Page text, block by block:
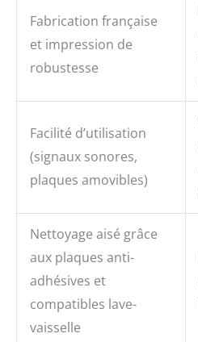
Fabrication française
et impression de
robustesse
Facilité d’utilisation
(signaux sonores,
plaques amovibles)
Nettoyage aisé grâce
aux plaques anti-
adhésives et
compatibles lave-
vaisselle